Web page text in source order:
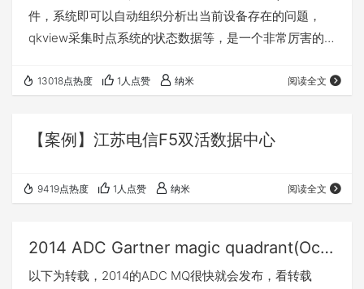
件，系统即可以自动组织分析出当前设备存在的问题，
qkview采集时点系统的状态数据等，是一个非常厉害的
了一套访问接口，我们可以利用该工具，通过脚本完成一
的问题建议（ihealth每周更新维护一次其联想分析数据
13018点热度 1人点赞 纳米 阅读全文
【案例】江苏电信F5双活数据中心
9419点热度 1人点赞 纳米 阅读全文
2014 ADC Gartner magic quadrant(Oct. 2014)
以下为转载，2014的ADC MQ很快就会发布，看转载